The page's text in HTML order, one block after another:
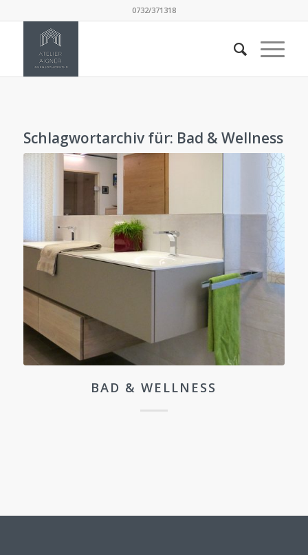
0732/371318
Schlagwortarchiv für: Bad & Wellness
BAD & WELLNESS